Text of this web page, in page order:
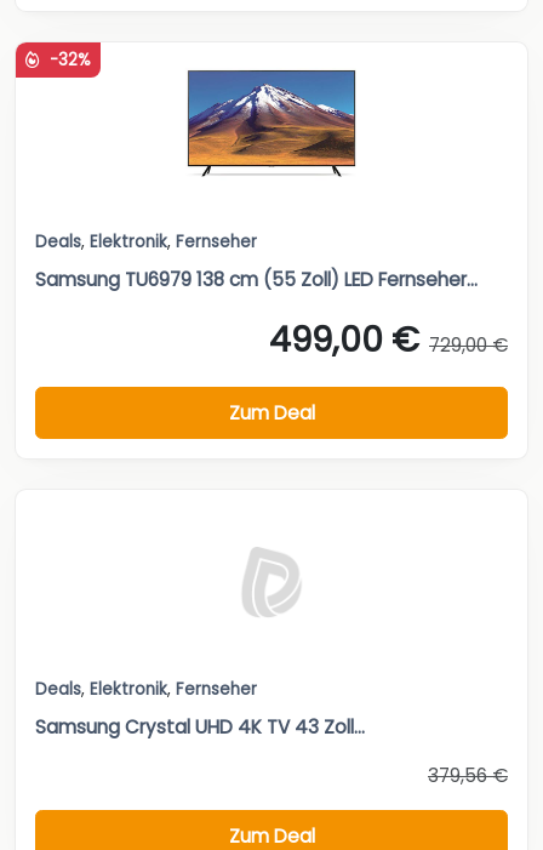
-32%
Deals, Elektronik, Fernseher
Samsung TU6979 138 cm (55 Zoll) LED Fernseher...
499,00 € 729,00 €
Zum Deal
Deals, Elektronik, Fernseher
Samsung Crystal UHD 4K TV 43 Zoll...
379,56 €
Zum Deal